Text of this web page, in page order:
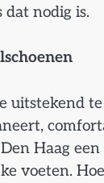
dat nodig is.
uitstekend
Haag
voeten.